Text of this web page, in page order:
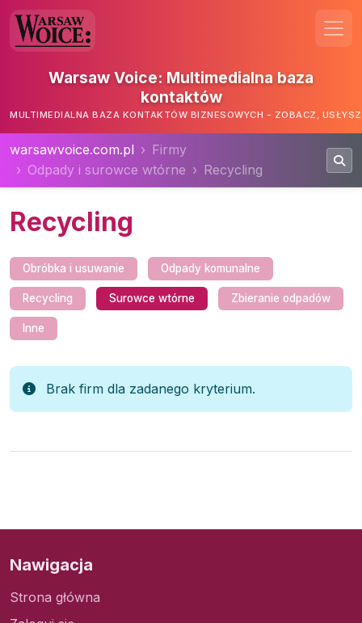
Warsaw Voice: Multimedialna baza
kontaktów
MULTIMEDIALNA BAZA KONTAKTÓW BIZNESOWYCH - ZOBACZ,
warsawvoice.com.pl
Firmy
Odpady i surowce wtórne
Recycling
Recycling
Obróbka i usuwanie Odpady komunalne
Recycling Surowce wtórne Zbieranie odpadów
Inne
Brak firm dla zadanego kryterium.
Nawigacja
Strona główna